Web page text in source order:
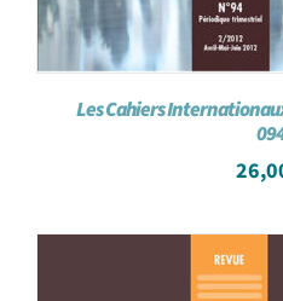
Les Cahiers